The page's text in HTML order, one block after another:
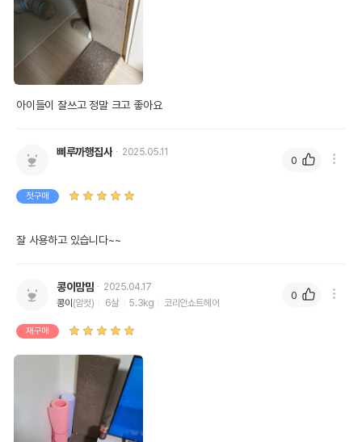
아이들이 잘쓰고 정말 크고 좋아요
삐루까행집사 2025.05.11
첫구매
잘 사용하고 있습니다~~
0
콩이맘맘
2025.04.17
콩이 (암컷) 6살 5.3kg 코리안쇼트헤어
재구매
0